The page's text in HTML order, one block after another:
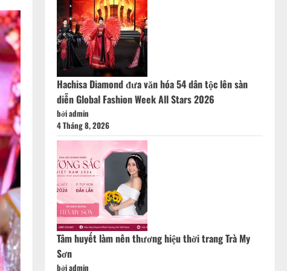
Hachisa Diamond đưa văn hóa 54 dân tộc lên sàn
diễn Global Fashion Week All Stars 2026
bởi admin
4 Tháng 8, 2026
Tâm huyết làm nên thương hiệu thời trang Trà My
Sơn
bởi admin